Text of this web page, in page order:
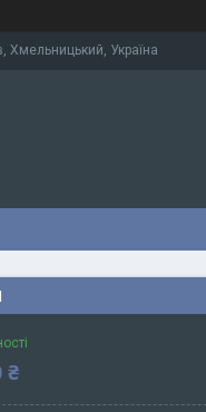
Хмельницький, Україна
₴